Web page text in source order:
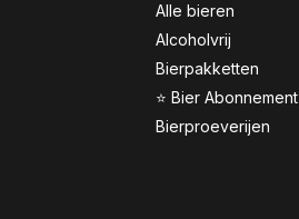
Alle bieren
Alcoholvrij
Bierpakketten
⭐ Bier Abonnement
Bierproeverijen